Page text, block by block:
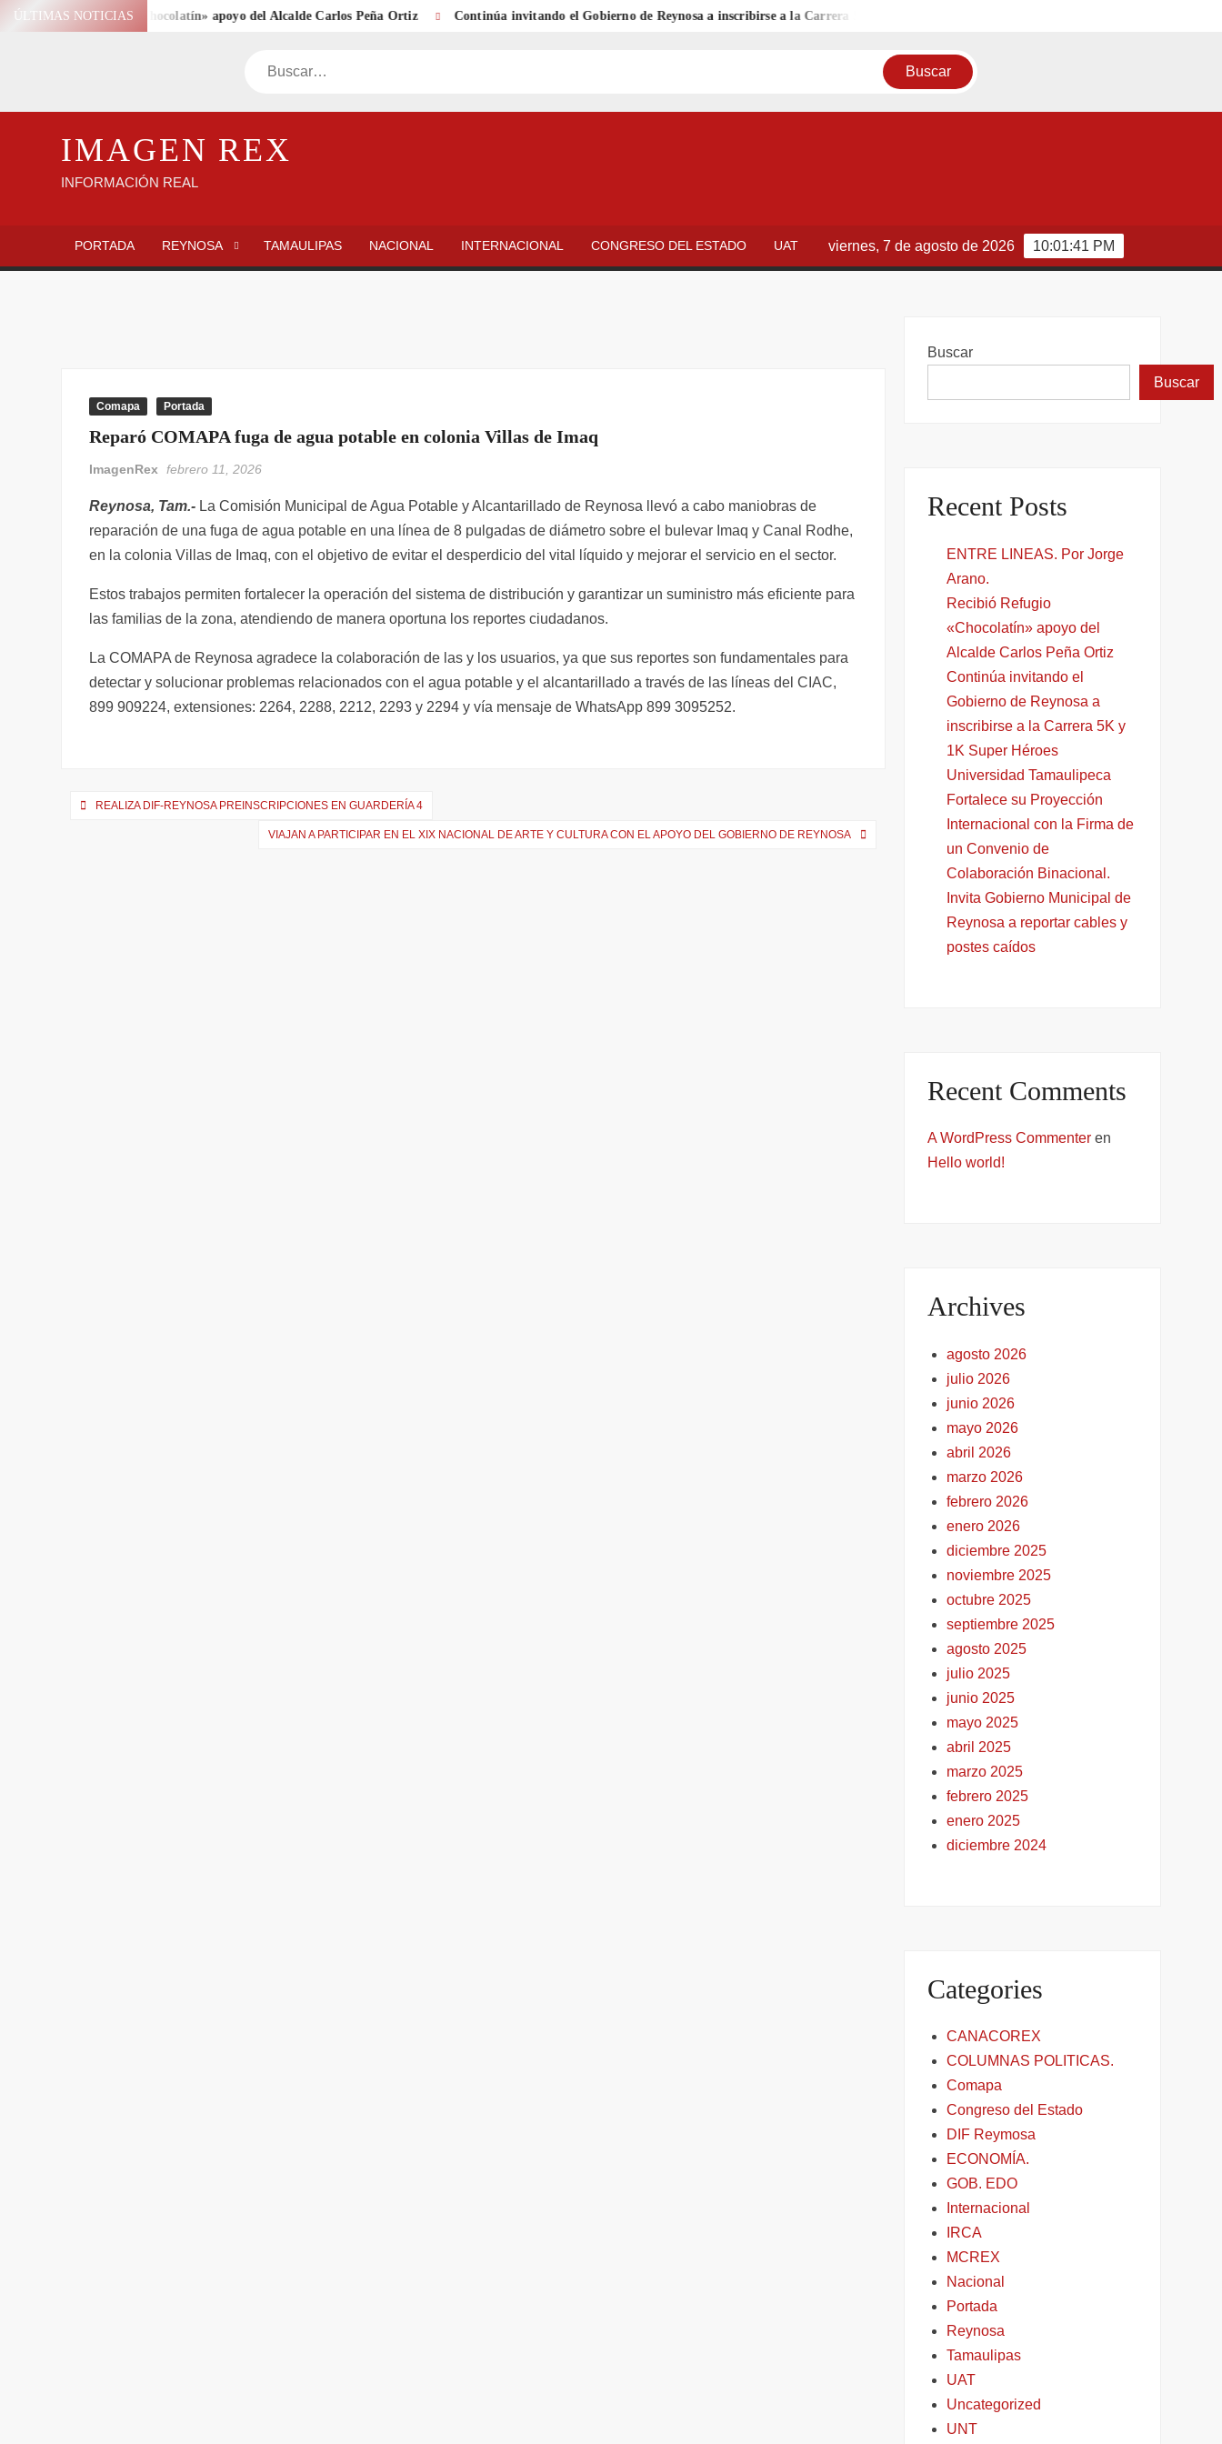
SaltarÚLTIMAS NOTICIAS
Recibió Refugio «Chocolatín» apoyo del Alcalde Carlos Peña Ortiz Continúa invitando el Gobierno de Reynosa a inscribirse a la Carrera 5K y 1K Super Héroes
Buscar
IMAGEN REX
INFORMACIÓN REAL
PORTADA REYNOSA TAMAULIPAS NACIONAL INTERNACIONAL CONGRESO DEL ESTADO UAT 10:01:41 PM
viernes, 7 de agosto de 2026
Comapa Portada
Reparó COMAPA fuga de agua potable en colonia Villas de Imaq
ImagenRex febrero 11, 2026
Reynosa, Tam.- La Comisión Municipal de Agua Potable y Alcantarillado de Reynosa llevó a cabo maniobras de
reparación de una fuga de agua potable en una línea de 8 pulgadas de diámetro sobre el bulevar Imaq y Canal Rodhe,
en la colonia Villas de Imaq, con el objetivo de evitar el desperdicio del vital líquido y mejorar el servicio en el sector.
Estos trabajos permiten fortalecer la operación del sistema de distribución y garantizar un suministro más eficiente para
las familias de la zona, atendiendo de manera oportuna los reportes ciudadanos.
La COMAPA de Reynosa agradece la colaboración de las y los usuarios, ya que sus reportes son fundamentales para
detectar y solucionar problemas relacionados con el agua potable y el alcantarillado a través de las líneas del CIAC,
899 909224, extensiones: 2264, 2288, 2212, 2293 y 2294 y vía mensaje de WhatsApp 899 3095252.
Navegación
REALIZA DIF-REYNOSA PREINSCRIPCIONES EN GUARDERÍA 4
VIAJAN A PARTICIPAR EN EL XIX NACIONAL DE ARTE Y CULTURA CON EL APOYO DEL GOBIERNO DE REYNOSA
Buscar
Buscar
Recent Posts
ENTRE LINEAS. Por Jorge
Arano.
Recibió Refugio
«Chocolatín» apoyo del
Alcalde Carlos Peña Ortiz
Continúa invitando el
Gobierno de Reynosa a
inscribirse a la Carrera 5K y
1K Super Héroes
Universidad Tamaulipeca
Fortalece su Proyección
Internacional con la Firma de
un Convenio de
Colaboración Binacional.
Invita Gobierno Municipal de
Reynosa a reportar cables y
postes caídos
Recent Comments
A WordPress Commenter en
Hello world!
Archives
agosto 2026
julio 2026
junio 2026
mayo 2026
abril 2026
marzo 2026
febrero 2026
enero 2026
diciembre 2025
noviembre 2025
octubre 2025
septiembre 2025
agosto 2025
julio 2025
junio 2025
mayo 2025
abril 2025
marzo 2025
febrero 2025
enero 2025
diciembre 2024
Categories
CANACOREX
COLUMNAS POLITICAS.
Comapa
Congreso del Estado
DIF Reymosa
ECONOMÍA.
GOB. EDO
Internacional
IRCA
MCREX
Nacional
Portada
Reynosa
Tamaulipas
UAT
Uncategorized
UNT